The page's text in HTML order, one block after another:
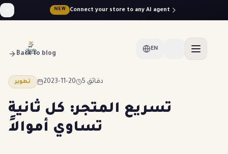
NEW Connect your store to any AI agent
EN
Back to blog
تطوير 2023-11-20 5 دقائق
تسريع المتجر: كل ثانية
تساوي أموالاً